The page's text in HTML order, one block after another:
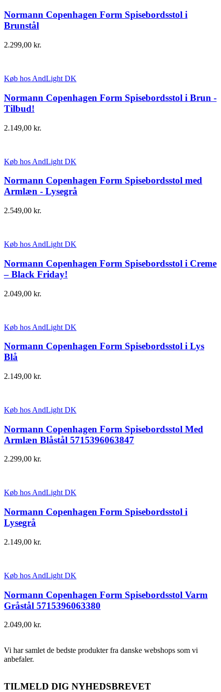
Normann Copenhagen Form Spisebordsstol i
Brunstål
2.299,00 kr.
Køb hos AndLight DK
Normann Copenhagen Form Spisebordsstol i Brun -
Tilbud!
2.149,00 kr.
Køb hos AndLight DK
Normann Copenhagen Form Spisebordsstol med
Armlæn - Lysegrå
2.549,00 kr.
Køb hos AndLight DK
Normann Copenhagen Form Spisebordsstol i Creme
– Black Friday!
2.049,00 kr.
Køb hos AndLight DK
Normann Copenhagen Form Spisebordsstol i Lys
Blå
2.149,00 kr.
Køb hos AndLight DK
Normann Copenhagen Form Spisebordsstol Med
Armlæn Blåstål 5715396063847
2.299,00 kr.
Køb hos AndLight DK
Normann Copenhagen Form Spisebordsstol i
Lysegrå
2.149,00 kr.
Køb hos AndLight DK
Normann Copenhagen Form Spisebordsstol Varm
Gråstål 5715396063380
2.049,00 kr.
Vi har samlet de bedste produkter fra danske webshops som vi
anbefaler.
TILMELD DIG NYHEDSBREVET